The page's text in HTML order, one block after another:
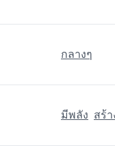
กลางๆ
มีพลัง สร้